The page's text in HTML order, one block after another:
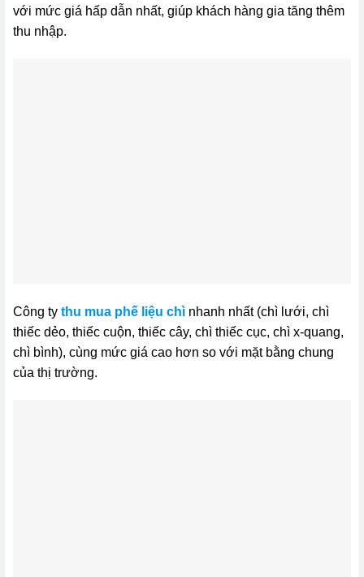
với mức giá hấp dẫn nhất, giúp khách hàng gia tăng thêm
thu nhập.
Công ty thu mua phế liệu chìnhanh nhất (chì lưới, chì
thiếc dẻo, thiếc cuộn, thiếc cây, chì thiếc cục, chì x-quang,
chì bình), cùng mức giá cao hơn so với mặt bằng chung
của thị trường.